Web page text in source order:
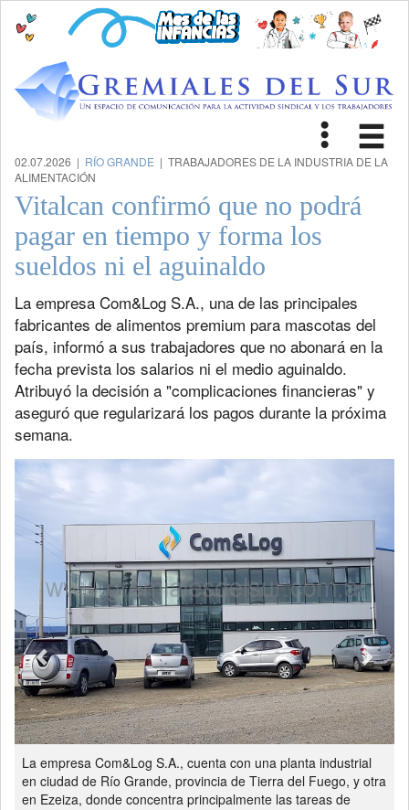
Toggle
02.07.2026 | RÍO GRANDE | TRABAJADORES DE LA INDUSTRIA DE LA
ALIMENTACIÓN
Vitalcan confirmó que no podrá
pagar en tiempo y forma los
sueldos ni el aguinaldo
La empresa Com&Log S.A., una de las principales
fabricantes de alimentos premium para mascotas del
país, informó a sus trabajadores que no abonará en la
fecha prevista los salarios ni el medio aguinaldo.
Atribuyó la decisión a "complicaciones financieras" y
aseguró que regularizará los pagos durante la próxima
semana.
La empresa Com&Log S.A., cuenta con una planta industrial
en ciudad de Río Grande, provincia de Tierra del Fuego, y otra
en Ezeiza, donde concentra principalmente las tareas de
Previous